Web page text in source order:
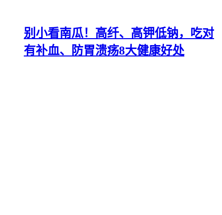
别小看南瓜！高纤、高钾低钠，吃对
有补血、防胃溃疡8大健康好处